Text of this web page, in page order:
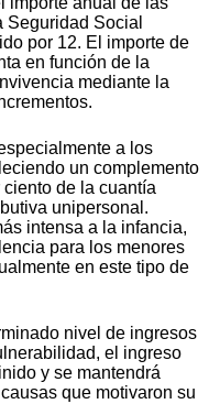
Seguridad Social
por 12. El importe de
en función de la
mediante la
a los
un complemento
de la cuantía
unipersonal.
intensa a la infancia,
para los menores
en este tipo de
nivel de ingresos
el ingreso
y se mantendrá
que motivaron su